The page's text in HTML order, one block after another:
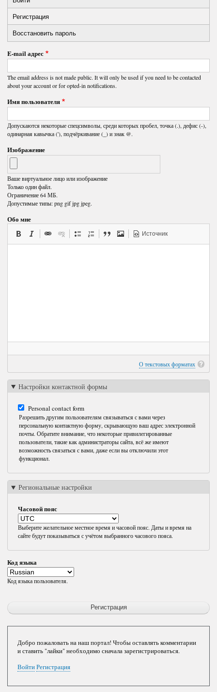
Primary
tabs
Регистрация
вкладка)
Восстановить пароль
E-mail адрес
The email address is not made public. It will only be used if you need to be contacted
about your account or for opted-in notifications.
Имя пользователя
Допускаются некоторые спецсимволы, среди которых пробел, точка (.), дефис (-),
одинарная кавычка ('), подчёркивание (_) и знак @.
Изображение
Ваше виртуальное лицо или изображение
Только один файл.
Ограничение 64 МБ.
Допустимые типы: png gif jpg jpeg.
Обо мне
Источник
О текстовых форматах
Настройки контактной формы
Personal contact form
Разрешить другим пользователям связываться с вами через
персональную контактную форму, скрывающую ваш адрес электронной
почты. Обратите внимание, что некоторые привилегированные
пользователи, такие как администраторы сайта, всё же имеют
возможность связаться с вами, даже если вы отключили этот
функционал.
Региональные настройки
Часовой пояс
Выберите желательное местное время и часовой пояс. Даты и время на
сайте будут показываться с учётом выбранного часового пояса.
Код языка
Код языка пользователя.
Добро пожаловать на наш портал! Чтобы оставлять комментарии
и ставить "лайки" необходимо сначала зарегистрироваться.
ВойтиРегистрация